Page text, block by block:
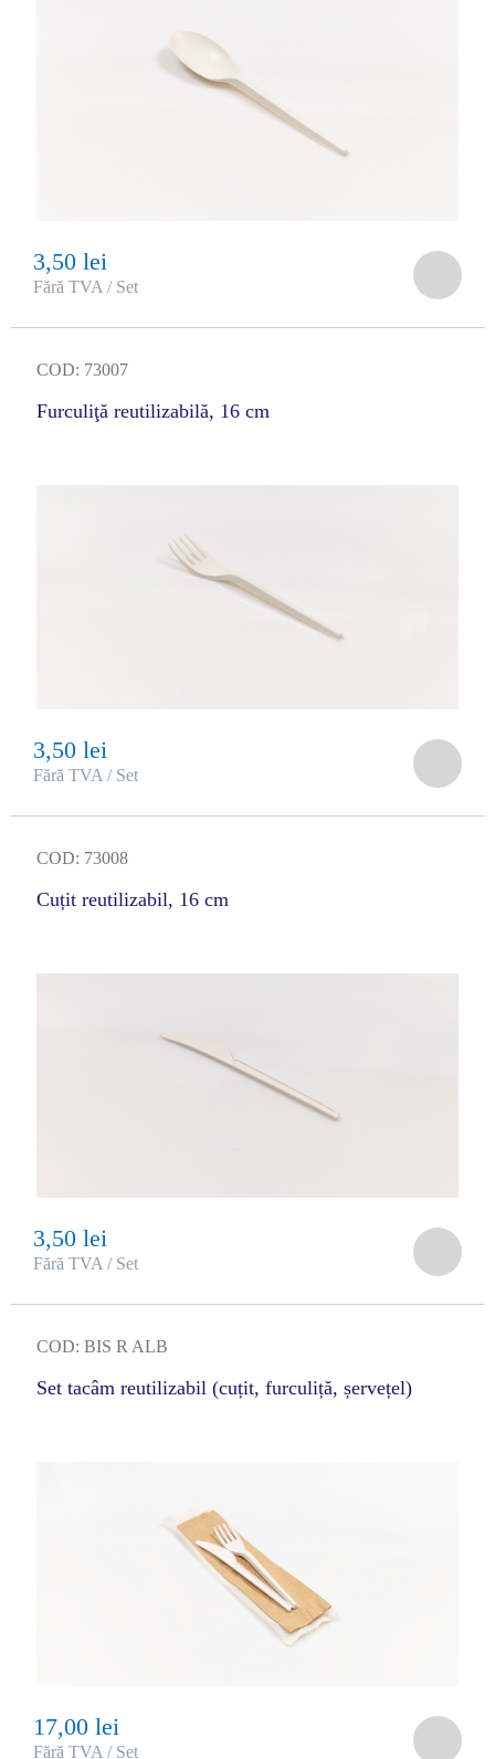
3,50 lei
Fără TVA / Set
COD: 73007
Furculiţă reutilizabilă, 16 cm
3,50 lei
Fără TVA / Set
COD: 73008
Cuțit reutilizabil, 16 cm
3,50 lei
Fără TVA / Set
COD: BIS R ALB
Set tacâm reutilizabil (cuțit, furculiță, șervețel)
17,00 lei
Fără TVA / Set